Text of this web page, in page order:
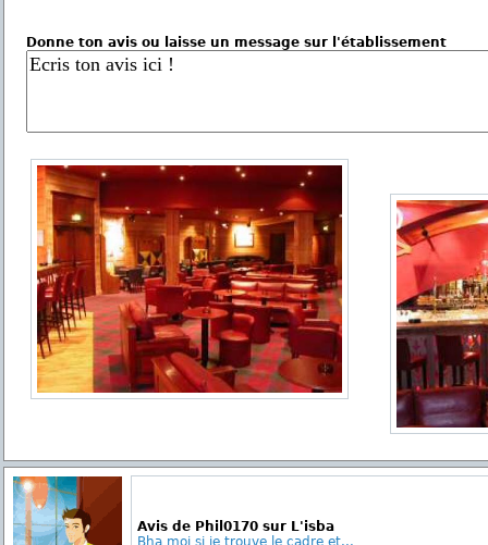
Donne ton avis ou laisse un message sur l'établissement
Avis de Phil0170 sur L'isba